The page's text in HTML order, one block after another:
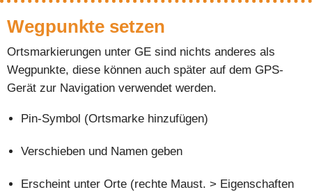
Wegpunkte setzen
Ortsmarkierungen unter GE sind nichts anderes als
Wegpunkte, diese können auch später auf dem GPS-
Gerät zur Navigation verwendet werden.
Pin-Symbol (Ortsmarke hinzufügen)
Verschieben und Namen geben
Erscheint unter Orte (rechte Maust. > Eigenschaften